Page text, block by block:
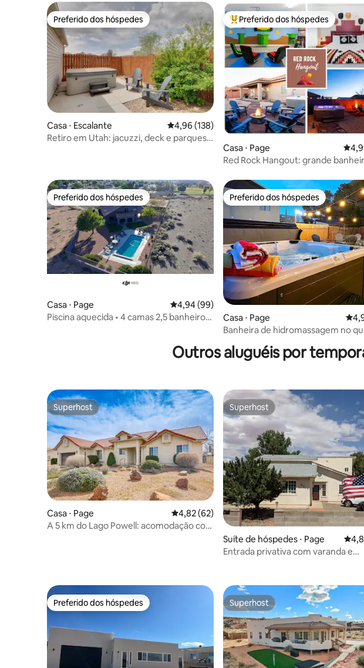
Preferido dos hóspedes
Preferido dos hóspedes
Casa ⋅ Escalante 4,96 de uma avaliação média de 5, 138 avaliações
4,96 (138)
Retiro em Utah: jacuzzi, deck e parques
Entre os melhores preferidos dos
Preferido dos hóspedes
Casa ⋅ Page 4,99
Red Rock Hangout: grande
jogos
Preferido dos hóspedes
Preferido dos hóspedes
Casa ⋅ Page 4,94 de uma avaliação média de 5, 99 avaliações
4,94 (99)
Piscina aquecida • 4 camas 2,5 banheiros
Preferido dos hóspedes
Preferido dos hóspedes
Casa ⋅ Page
Banheira de hidromassagem no
Outros aluguéis por
Superhost
Superhost
Casa ⋅ Page 4,82 de uma avaliação média de 5, 62 avaliações
4,82 (62)
A 5 km do Lago Powell: acomodação com
Superhost
Superhost
Suíte de hóspedes ⋅ Page 4,87
Entrada privativa com varanda e
Preferido dos hóspedes
Preferido dos hóspedes Superhost
Superhost